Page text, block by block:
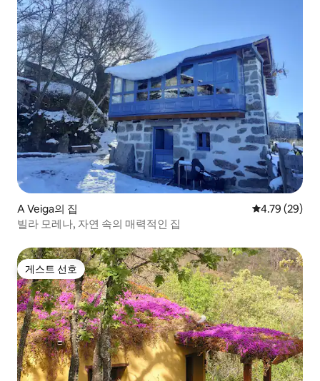
A Veiga의 집 평점 4.79점(5
4.79 (29)
빌라 모레나, 자연 속의 매력적인 집
게스트 선호
게스트 선호